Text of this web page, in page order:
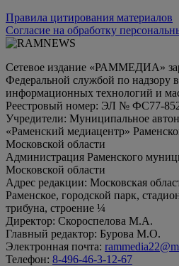
Правила цитирования материалов
Согласие на обработку
Сетевое издание «РАММЕДИА»
Федеральной службой по надзору в
информационных технологий и
Реестровый номер: ЭЛ № ФС77-
Учредители: Муниципальное
«Раменский медиацентр»
Московской области
Администрация Раменского
Московской области
Адрес редакции: Московская
Раменское, городской парк,
трибуна, строение ¼
Директор: Скороспелова М.А.
Главный редактор: Бурова М.О.
Электронная почта:
Телефон: 8-496-46-3-12-67